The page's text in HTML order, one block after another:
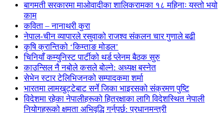
बागमती सरकारमा माओवादीका शालिकरामका १८ महिनाः यस्तो भयो
काम
कविता – नानाथरी कुरा
नेपाल-चीन व्यापारले रसुवाको राजश्व संकलन चार गुणाले बढी
कृषि क्रान्तिको ‘किम्ताङ मोडल’
चिनियाँ कम्युनिस्ट पार्टीको थर्ड प्लेनम बैठक सुरु
काउन्सिल नै नबोले कसले बोल्ने: अध्यक्ष बस्नेत
सेभेन स्टार टेलिभिजनको सम्पादकमा शर्मा
भारतमा लामखुट्टेबाट सर्ने जिका भाइरसको संक्रमण पुष्टि
विदेशमा रहेका नेपालीहरूको हितरक्षाका लागि विदेशस्थित नेपाली
नियोगहरूको क्षमता अभिवृद्धि गर्नुपर्छ: प्रधानमन्त्री